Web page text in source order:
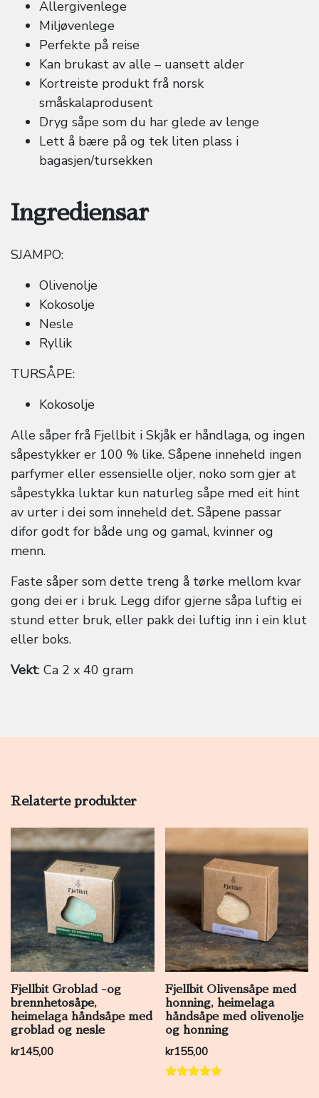
Allergivenlege
Miljøvenlege
Perfekte på reise
Kan brukast av alle – uansett alder
Kortreiste produkt frå norsk
småskalaprodusent
Dryg såpe som du har glede av lenge
Lett å bære på og tek liten plass i
bagasjen/tursekken
Ingrediensar
SJAMPO:
Olivenolje
Kokosolje
Nesle
Ryllik
TURSÅPE:
Kokosolje
Alle såper frå Fjellbit i Skjåk er håndlaga, og ingen
såpestykker er 100 % like. Såpene inneheld ingen
parfymer eller essensielle oljer, noko som gjer at
såpestykka luktar kun naturleg såpe med eit hint
av urter i dei som inneheld det. Såpene passar
difor godt for både ung og gamal, kvinner og
menn.
Faste såper som dette treng å tørke mellom kvar
gong dei er i bruk. Legg difor gjerne såpa luftig ei
stund etter bruk, eller pakk dei luftig inn i ein klut
eller boks.
Vekt: Ca 2 x 40 gram
Relaterte produkter
Fjellbit Groblad -og
brennhetosåpe,
heimelaga håndsåpe med
groblad og nesle
kr145,00
Fjellbit Olivensåpe med
honning, heimelaga
håndsåpe med olivenolje
og honning
kr155,00